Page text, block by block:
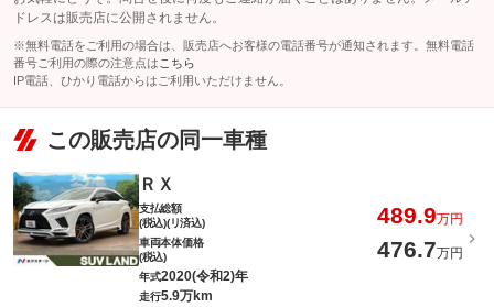
ドレスは販売店に公開されません。
※無料電話をご利用の場合は、販売店へお客様の電話番号が通知されます。無料電話
番号ご利用の際の注意点は こちら
IP電話、ひかり電話からはご利用いただけません。
この販売店の同一車種
ＲＸ
支払総額
(税込)(リ済込)
489.9万円
車両本体価格
(税込)
476.7万円
年式2020(令和2)年
走行5.9万km